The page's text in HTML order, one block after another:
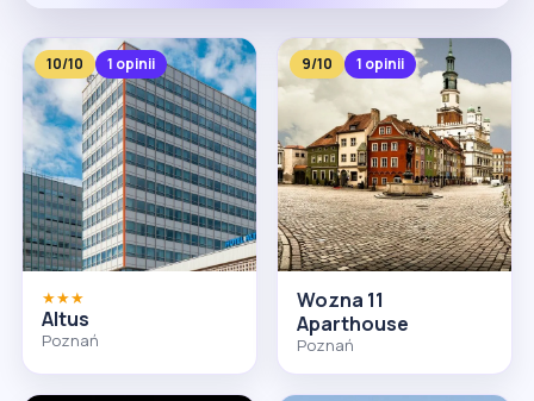
10/10 1 opinii
★★★
Altus
Poznań
9/10 1 opinii
Wozna 11
Aparthouse
Poznań